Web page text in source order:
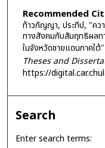
Recommended
ท้าวกัญญา, ประทีป, "คว
ทางสังคมกับสัมฤทธิผลท
ในจังหวัดชายแดนภาคใต้
Theses and
https://
Search
Enter search terms: